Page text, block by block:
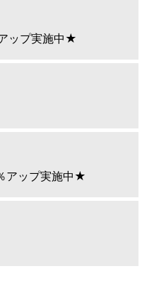
ップ実施中★
アップ実施中★